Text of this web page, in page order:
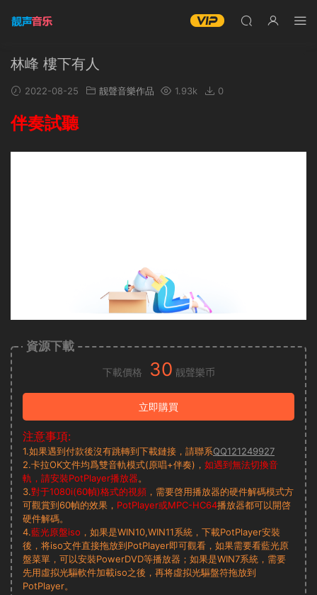
林峰 樓下有人
2022-08-25 靓聲音樂作品 1.93k 0
伴奏試聽
資源下載
下載價格 30 靓聲樂币
立即購買
注意事項:
1.如果遇到付款後沒有跳轉到下載鏈接，請聯系QQ121249927
2.卡拉OK文件均爲雙音軌模式(原唱+伴奏)， 如遇到無法切換音
軌，請安裝PotPlayer播放器。
3.對于1080i(60幀)格式的視頻 ，需要啓用播放器的硬件解碼模式方
可觀賞到60幀的效果， PotPlayer或MPC-HC64播放器都可以開啓
硬件解碼。
4.藍光原盤iso ，如果是WIN10,WIN11系統，下載PotPlayer安裝
後，将iso文件直接拖放到PotPlayer即可觀看，如果需要看藍光原
盤菜單，可以安裝PowerDVD等播放器；如果是WIN7系統，需要
先用虛拟光驅軟件加載iso之後，再将虛拟光驅盤符拖放到
PotPlayer。